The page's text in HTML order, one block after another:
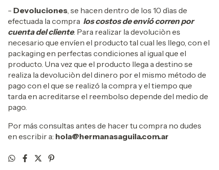
- Devoluciones , se hacen dentro de los 10 dìas de
efectuada la compra los costos de envió corren por
cuenta del cliente. Para realizar la devoluciòn es
necesario que envíen el producto tal cual les llego, con el
packaging en perfectas condiciones al igual que el
producto. Una vez que el producto llega a destino se
realiza la devoluciòn del dinero por el mismo método de
pago con el que se realizó la compra y el tiempo que
tarda en acreditarse el reembolso depende del medio de
pago.
Por más consultas antes de hacer tu compra no dudes
en escribir a: hola@hermanasaguila.com.ar